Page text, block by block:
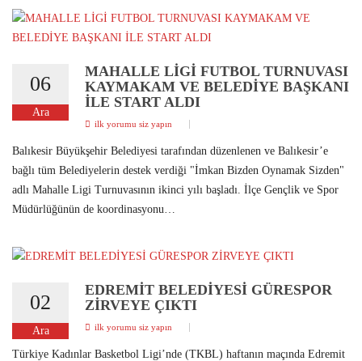
06
Ara
MAHALLE LİGİ FUTBOL TURNUVASI
KAYMAKAM VE BELEDİYE BAŞKANI
İLE START ALDI
ilk yorumu siz yapın
Balıkesir Büyükşehir Belediyesi tarafından düzenlenen ve Balıkesir’e
bağlı tüm Belediyelerin destek verdiği "İmkan Bizden Oynamak Sizden"
adlı Mahalle Ligi Turnuvasının ikinci yılı başladı. İlçe Gençlik ve Spor
Müdürlüğünün de koordinasyonu…
02
Ara
EDREMİT BELEDİYESİ GÜRESPOR
ZİRVEYE ÇIKTI
ilk yorumu siz yapın
Türkiye Kadınlar Basketbol Ligi’nde (TKBL) haftanın maçında Edremit